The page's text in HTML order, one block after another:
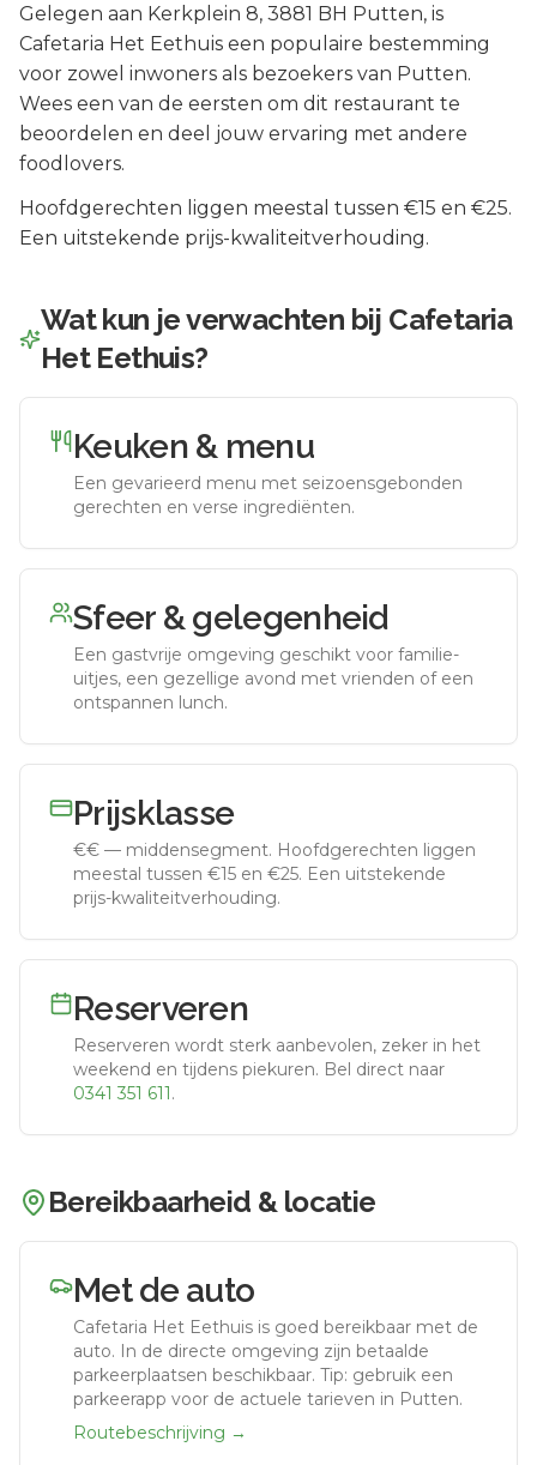
Gelegen aan Kerkplein 8, 3881 BH Putten, is
Cafetaria Het Eethuis een populaire bestemming
voor zowel inwoners als bezoekers van Putten.
Wees een van de eersten om dit restaurant te
beoordelen en deel jouw ervaring met andere
foodlovers.
Hoofdgerechten liggen meestal tussen €15 en €25.
Een uitstekende prijs-kwaliteitverhouding.
Wat kun je verwachten bij Cafetaria
Het Eethuis?
Keuken & menu
Een gevarieerd menu met seizoensgebonden
gerechten en verse ingrediënten.
Sfeer & gelegenheid
Een gastvrije omgeving geschikt voor familie-
uitjes, een gezellige avond met vrienden of een
ontspannen lunch.
Prijsklasse
€€ — middensegment. Hoofdgerechten liggen
meestal tussen €15 en €25. Een uitstekende
prijs-kwaliteitverhouding.
Reserveren
Reserveren wordt sterk aanbevolen, zeker in het
weekend en tijdens piekuren. Bel direct naar
0341 351 611.
Bereikbaarheid & locatie
Met de auto
Cafetaria Het Eethuis is goed bereikbaar met de
auto. In de directe omgeving zijn betaalde
parkeerplaatsen beschikbaar. Tip: gebruik een
parkeerapp voor de actuele tarieven in Putten.
Routebeschrijving →